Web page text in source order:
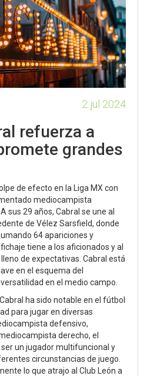
2 jul 2024
refuerza a
grandes
de efecto en la Liga MX con
mediocampista
sus 29 años, Cabral se une al
de Vélez Sarsfield, donde
64 apariciones y
tiene a los aficionados y al
de expectativas. Cabral está
en el esquema del
en el medio campo.
ha sido notable en el fútbol
para jugar en diversas
defensivo,
derecho, el
un jugador multifuncional y
circunstancias de juego.
lo que atrajo al Club León a